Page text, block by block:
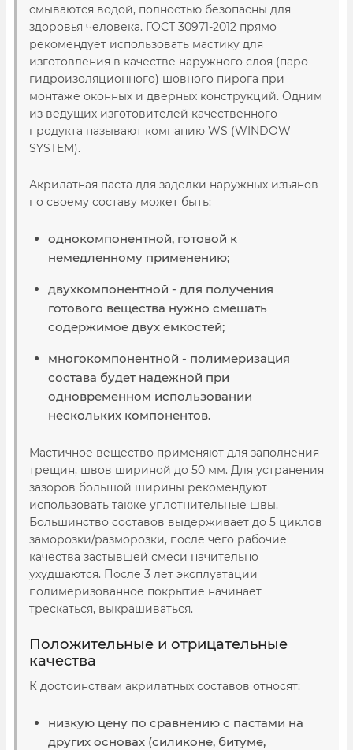
смываются водой, полностью безопасны для
здоровья человека. ГОСТ 30971-2012 прямо
рекомендует использовать мастику для
изготовления в качестве наружного слоя (паро-
гидроизоляционного) шовного пирога при
монтаже оконных и дверных конструкций. Одним
из ведущих изготовителей качественного
продукта называют компанию WS (WINDOW
SYSTEM).
Акрилатная паста для заделки наружных изъянов
по своему составу может быть:
однокомпонентной, готовой к
немедленному применению;
двухкомпонентной - для получения
готового вещества нужно смешать
содержимое двух емкостей;
многокомпонентной - полимеризация
состава будет надежной при
одновременном использовании
нескольких компонентов.
Мастичное вещество применяют для заполнения
трещин, швов шириной до 50 мм. Для устранения
зазоров большой ширины рекомендуют
использовать также уплотнительные швы.
Большинство составов выдерживает до 5 циклов
заморозки/разморозки, после чего рабочие
качества застывшей смеси начительно
ухудшаются. После 3 лет эксплуатации
полимеризованное покрытие начинает
трескаться, выкрашиваться.
Положительные и отрицательные
качества
К достоинствам акрилатных составов относят:
низкую цену по сравнению с пастами на
других основах (силиконе, битуме,